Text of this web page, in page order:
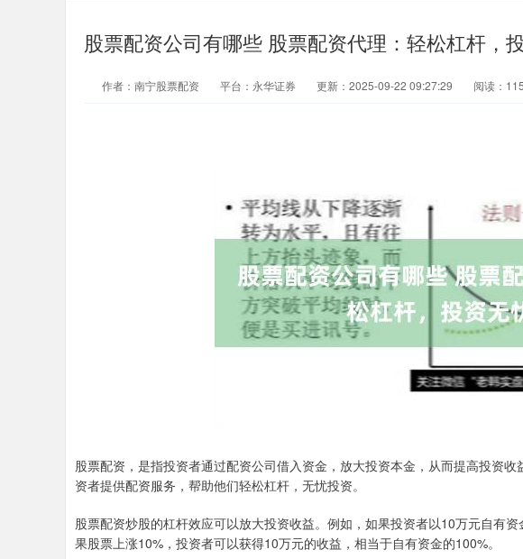
股票配资公司有哪些 股票配资代理：轻松杠杆，
作者：南宁股票配资 平台：永华证券 更新：2025-09-22 09:27:29 阅读：115
股票配资，是指投资者通过配资公司借入资金，放大投资本金，从而提高投资
资者提供配资服务，帮助他们轻松杠杆，无忧投资。
股票配资炒股的杠杆效应可以放大投资收益。例如，如果投资者以10万元自有
果股票上涨10%，投资者可以获得10万元的收益，相当于自有资金的100%。